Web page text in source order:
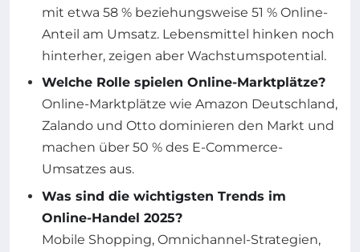
mit etwa 58 % beziehungsweise 51 % Online-
Anteil am Umsatz. Lebensmittel hinken noch
hinterher, zeigen aber Wachstumspotential.
Welche Rolle spielen Online-Marktplätze?
Online-Marktplätze wie Amazon Deutschland,
Zalando und Otto dominieren den Markt und
machen über 50 % des E-Commerce-
Umsatzes aus.
Was sind die wichtigsten Trends im
Online-Handel 2025?
Mobile Shopping, Omnichannel-Strategien,